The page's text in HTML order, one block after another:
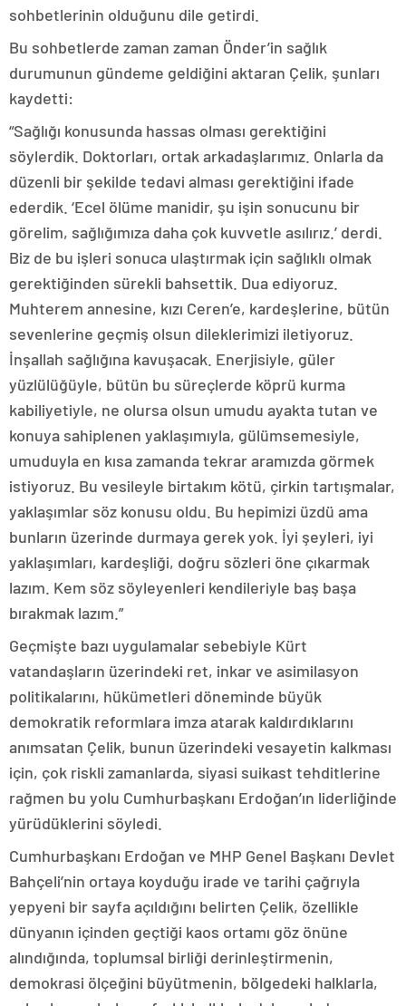
sohbetlerinin olduğunu dile getirdi.
Bu sohbetlerde zaman zaman Önder’in sağlık
durumunun gündeme geldiğini aktaran Çelik, şunları
kaydetti:
“Sağlığı konusunda hassas olması gerektiğini
söylerdik. Doktorları, ortak arkadaşlarımız. Onlarla da
düzenli bir şekilde tedavi alması gerektiğini ifade
ederdik. ‘Ecel ölüme manidir, şu işin sonucunu bir
görelim, sağlığımıza daha çok kuvvetle asılırız.’ derdi.
Biz de bu işleri sonuca ulaştırmak için sağlıklı olmak
gerektiğinden sürekli bahsettik. Dua ediyoruz.
Muhterem annesine, kızı Ceren’e, kardeşlerine, bütün
sevenlerine geçmiş olsun dileklerimizi iletiyoruz.
İnşallah sağlığına kavuşacak. Enerjisiyle, güler
yüzlülüğüyle, bütün bu süreçlerde köprü kurma
kabiliyetiyle, ne olursa olsun umudu ayakta tutan ve
konuya sahiplenen yaklaşımıyla, gülümsemesiyle,
umuduyla en kısa zamanda tekrar aramızda görmek
istiyoruz. Bu vesileyle birtakım kötü, çirkin tartışmalar,
yaklaşımlar söz konusu oldu. Bu hepimizi üzdü ama
bunların üzerinde durmaya gerek yok. İyi şeyleri, iyi
yaklaşımları, kardeşliği, doğru sözleri öne çıkarmak
lazım. Kem söz söyleyenleri kendileriyle baş başa
bırakmak lazım.”
Geçmişte bazı uygulamalar sebebiyle Kürt
vatandaşların üzerindeki ret, inkar ve asimilasyon
politikalarını, hükümetleri döneminde büyük
demokratik reformlara imza atarak kaldırdıklarını
anımsatan Çelik, bunun üzerindeki vesayetin kalkması
için, çok riskli zamanlarda, siyasi suikast tehditlerine
rağmen bu yolu Cumhurbaşkanı Erdoğan’ın liderliğinde
yürüdüklerini söyledi.
Cumhurbaşkanı Erdoğan ve MHP Genel Başkanı Devlet
Bahçeli’nin ortaya koyduğu irade ve tarihi çağrıyla
yepyeni bir sayfa açıldığını belirten Çelik, özellikle
dünyanın içinden geçtiği kaos ortamı göz önüne
alındığında, toplumsal birliği derinleştirmenin,
demokrasi ölçeğini büyütmenin, bölgedeki halklarla,